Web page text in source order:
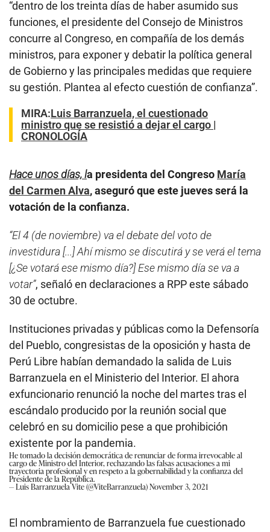
s
4
e
c
o
n
s
“dentro de los treinta días de haber asumido sus
funciones, el presidente del Consejo de Ministros
concurre al Congreso, en compañía de los demás
ministros, para exponer y debatir la política general
de Gobierno y las principales medidas que requiere
su gestión. Plantea al efecto cuestión de confianza”.
MIRA:Luis Barranzuela, el cuestionado
ministro que se resistió a dejar el cargo |
CRONOLOGÍA
Hace unos días, la presidenta del Congreso María
del Carmen Alva, aseguró que este jueves será la
votación de la confianza.
“El 4 (de noviembre) va el debate del voto de
investidura [...] Ahí mismo se discutirá y se verá el tema
[¿Se votará ese mismo día?] Ese mismo día se va a
votar”, señaló en declaraciones a RPP este sábado
30 de octubre.
Instituciones privadas y públicas como la Defensoría
del Pueblo, congresistas de la oposición y hasta de
Perú Libre habían demandado la salida de Luis
Barranzuela en el Ministerio del Interior. El ahora
exfuncionario renunció la noche del martes tras el
escándalo producido por la reunión social que
celebró en su domicilio pese a que prohibición
existente por la pandemia.
He tomado la decisión democrática de renunciar de forma irrevocable al
cargo de Ministro del Interior, rechazando las falsas acusaciones a mi
trayectoria profesional y en respeto a la gobernabilidad y la confianza del
Presidente de la República.
— Luis Barranzuela Vite (@ViteBarranzuela)November 3, 2021
El nombramiento de Barranzuela fue cuestionado